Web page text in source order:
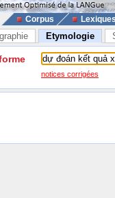
Corpus
Etymologie
notices corrigées